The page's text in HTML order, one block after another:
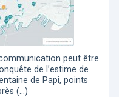
peut être
de l’estime de
de Papi, points
(…)